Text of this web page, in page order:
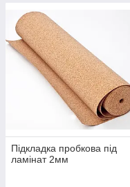
Підкладка пробкова під
ламінат 2мм